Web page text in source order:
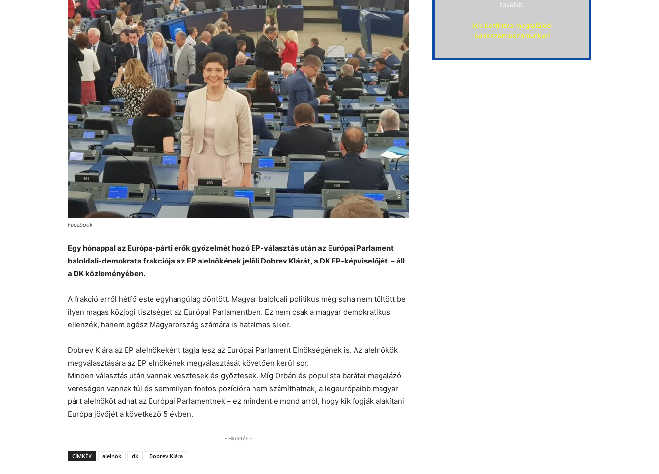
Facebook
Egy hónappal az Európa-párti erők győzelmét hozó EP-választás után az Európai Parlament
baloldali-demokrata frakciója az EP alelnökének jelöli Dobrev Klárát, a DK EP-képviselőjét. – áll
a DK közleményében.
A frakció erről hétfő este egyhangúlag döntött. Magyar baloldali politikus még soha nem töltött be
ilyen magas közjogi tisztséget az Európai Parlamentben. Ez nem csak a magyar demokratikus
ellenzék, hanem egész Magyarország számára is hatalmas siker.
Dobrev Klára az EP alelnökeként tagja lesz az Európai Parlament Elnökségének is. Az alelnökök
megválasztására az EP elnökének megválasztását követően kerül sor.
Minden választás után vannak vesztesek és győztesek. Míg Orbán és populista barátai megalázó
vereségen vannak túl és semmilyen fontos pozícióra nem számíthatnak, a legeurópaibb magyar
párt alelnököt adhat az Európai Parlamentnek – ez mindent elmond arról, hogy kik fogják alakítani
Európa jövőjét a következő 5 évben.
- Hirdetés -
CÍMKÉK alelnök dk Dobrev Klára
tovább.
Ide kattintva megtalálod
bankszámlaszámunkat!